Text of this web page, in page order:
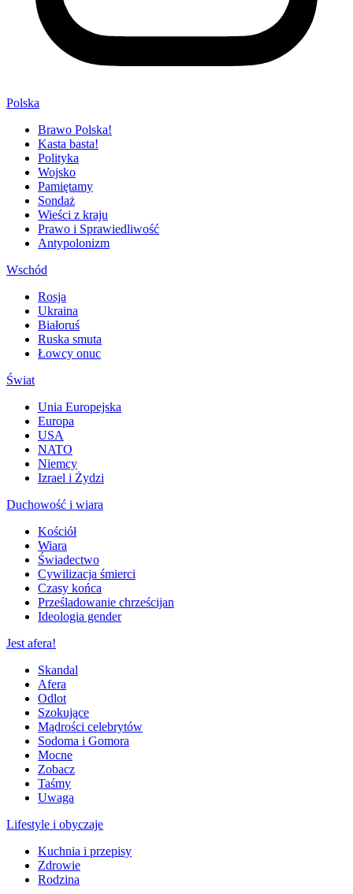
Polska
Brawo Polska!
Kasta basta!
Polityka
Wojsko
Pamiętamy
Sondaż
Wieści z kraju
Prawo i Sprawiedliwość
Antypolonizm
Wschód
Rosja
Ukraina
Białoruś
Ruska smuta
Łowcy onuc
Świat
Unia Europejska
Europa
USA
NATO
Niemcy
Izrael i Żydzi
Duchowość i wiara
Kościół
Wiara
Świadectwo
Cywilizacja śmierci
Czasy końca
Prześladowanie chrześcijan
Ideologia gender
Jest afera!
Skandal
Afera
Odlot
Szokujące
Mądrości celebrytów
Sodoma i Gomora
Mocne
Zobacz
Taśmy
Uwaga
Lifestyle i obyczaje
Kuchnia i przepisy
Zdrowie
Rodzina